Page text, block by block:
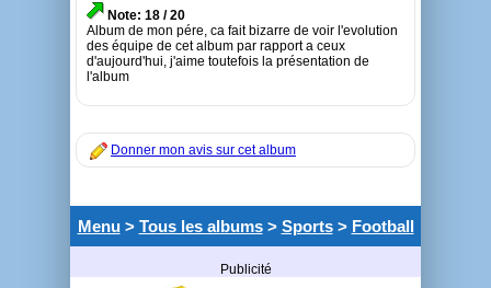
Note: 18 / 20
Album de mon pére, ca fait bizarre de voir l'evolution
des équipe de cet album par rapport a ceux
d'aujourd'hui, j'aime toutefois la présentation de
l'album
Donner mon avis sur cet album
Menu> Tous les albums> Sports> Football
Publicité